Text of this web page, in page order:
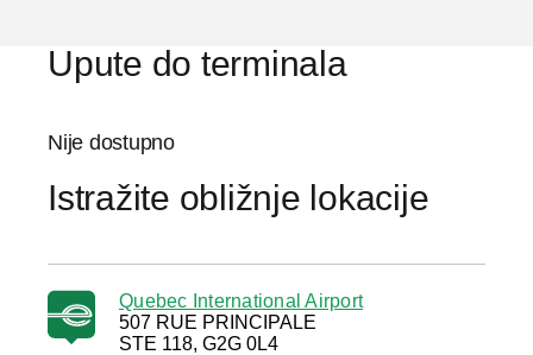
Upute do terminala
Nije dostupno
Istražite obližnje lokacije
Quebec International Airport
507 RUE PRINCIPALE
STE 118, G2G 0L4